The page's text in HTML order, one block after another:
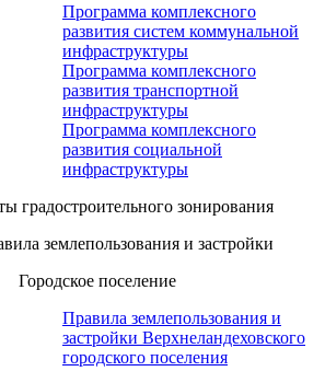
Программа комплексного
развития систем коммунальной
инфраструктуры
Программа комплексного
развития транспортной
инфраструктуры
Программа комплексного
развития социальной
инфраструктуры
градостроительного зонирования
землепользования и застройки
Городское поселение
Правила землепользования и
застройки Верхнеландеховского
городского поселения